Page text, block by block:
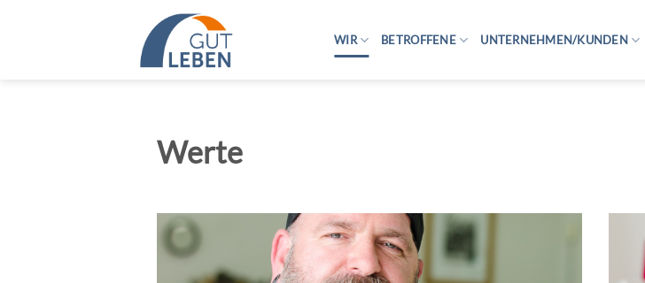
WIR BETROFFENE UNTERNEHMEN/KUNDEN
Werte